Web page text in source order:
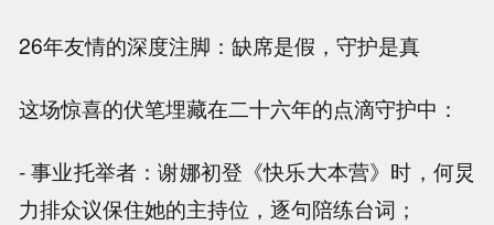
26年友情的深度注脚：缺席是假，守护是真
这场惊喜的伏笔埋藏在二十六年的点滴守护中：
- 事业托举者：谢娜初登《快乐大本营》时，何炅
力排众议保住她的主持位，逐句陪练台词；